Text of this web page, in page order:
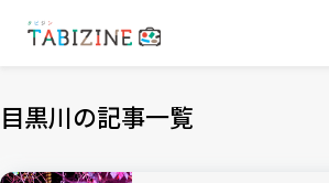
目黒川の記事一覧